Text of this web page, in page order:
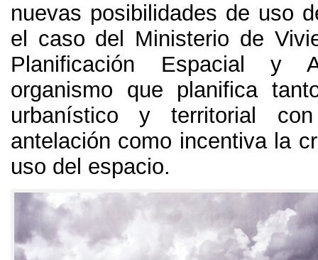
nuevas posibilidades de uso
el caso del Ministerio de
Planificación Espacial y
organismo que planifica
urbanístico y territorial
antelación como incentiva la
uso del espacio.